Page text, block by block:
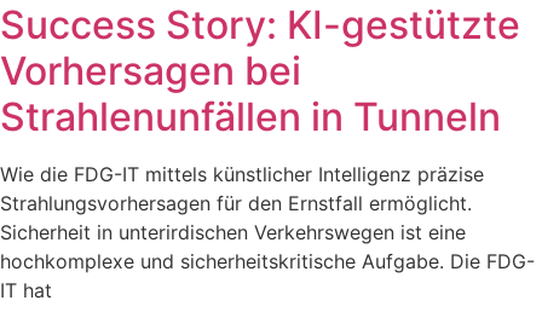
Success Story: KI-gestützte
Vorhersagen bei
Strahlenunfällen in Tunneln
Wie die FDG-IT mittels künstlicher Intelligenz präzise
Strahlungsvorhersagen für den Ernstfall ermöglicht.
Sicherheit in unterirdischen Verkehrswegen ist eine
hochkomplexe und sicherheitskritische Aufgabe. Die FDG-
IT hat